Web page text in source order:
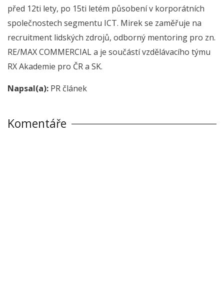
před 12ti lety, po 15ti letém působení v korporátních
společnostech segmentu ICT. Mirek se zaměřuje na
recruitment lidských zdrojů, odborný mentoring pro zn.
RE/MAX COMMERCIAL a je součástí vzdělávacího týmu
RX Akademie pro ČR a SK.
Napsal(a): PR článek
Komentáře